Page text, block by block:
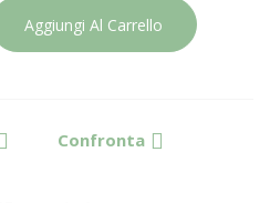
Aggiungi Al Carrello
Confronta